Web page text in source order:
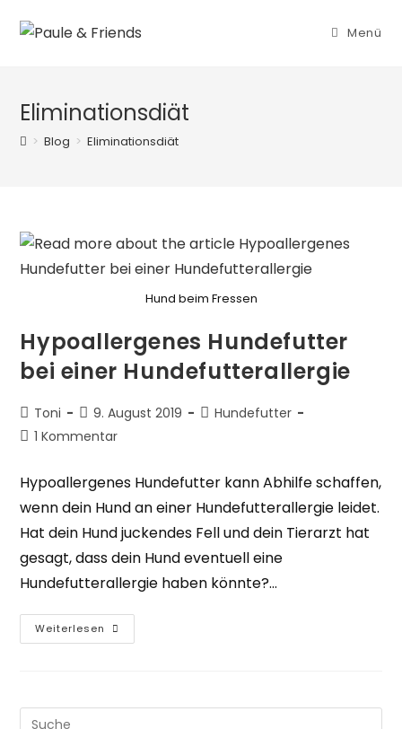
Inhalt
Menü
Eliminationsdiät
> Blog > Eliminationsdiät
Hund beim Fressen
Hypoallergenes Hundefutter
bei einer Hundefutterallergie
Beitrags-
Autor:
Toni
Beitrag
veröffentlicht:
9. August 2019
Beitrags-
Hundefutter
Beitrags-
1 Kommentar
Hypoallergenes Hundefutter kann Abhilfe schaffen,
wenn dein Hund an einer Hundefutterallergie leidet.
Hat dein Hund juckendes Fell und dein Tierarzt hat
gesagt, dass dein Hund eventuell eine
Hundefutterallergie haben könnte?…
Weiterlesen Hypoallergenes
Hundefutter
Search